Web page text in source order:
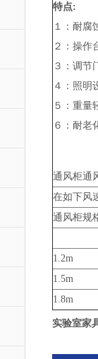
特点:
１：耐腐
２：操作
３：调节
４：照明
５：重量
６：耐老
通风柜通
在如下风
通风柜规
1.2m
1.5m
1.8m
实验室家